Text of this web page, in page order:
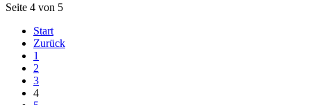
Seite 4 von 5
Start
Zurück
1
2
3
4